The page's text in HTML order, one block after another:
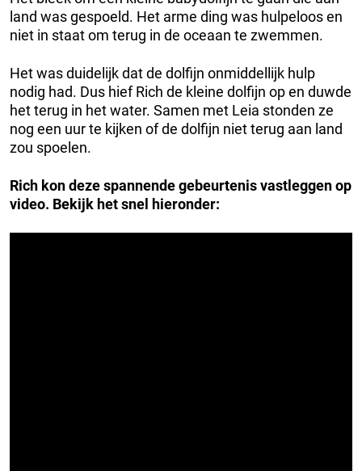
land was gespoeld. Het arme ding was hulpeloos en
niet in staat om terug in de oceaan te zwemmen.
Het was duidelijk dat de dolfijn onmiddellijk hulp
nodig had. Dus hief Rich de kleine dolfijn op en duwde
het terug in het water. Samen met Leia stonden ze
nog een uur te kijken of de dolfijn niet terug aan land
zou spoelen.
Rich kon deze spannende gebeurtenis vastleggen op
video. Bekijk het snel hieronder: